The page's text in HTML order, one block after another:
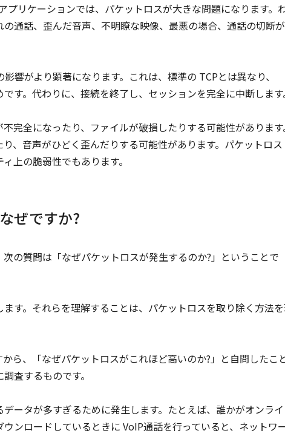
プリケーションでは、パケットロスが大きな問題になります。
通話、歪んだ音声、不明瞭な映像、最悪の場合、通話の切断
響がより顕著になります。これは、標準の TCPとは異なり、
す。代わりに、接続を終了し、セッションを完全に中断します
完全になったり、ファイルが破損したりする可能性があります
、音声がひどく歪んだりする可能性があります。パケットロス
上の脆弱性でもあります。
ぜですか?
の質問は「なぜパケットロスが発生するのか?」ということで
す。それらを理解することは、パケットロスを取り除く方法
ら、「なぜパケットロスがこれほど高いのか?」と自問したこ
査するものです。
ータが多すぎるために発生します。たとえば、誰かがオンラ
ンロードしているときに VoIP通話を行っていると、ネットワ